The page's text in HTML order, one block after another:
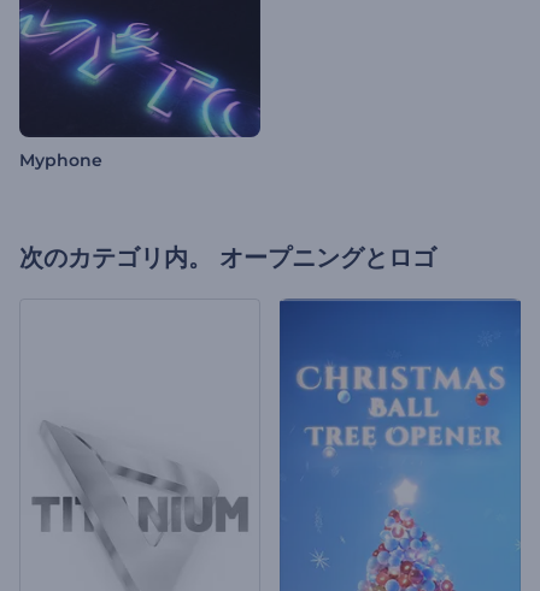
Myphone
次のカテゴリ内。 オープニングとロゴ